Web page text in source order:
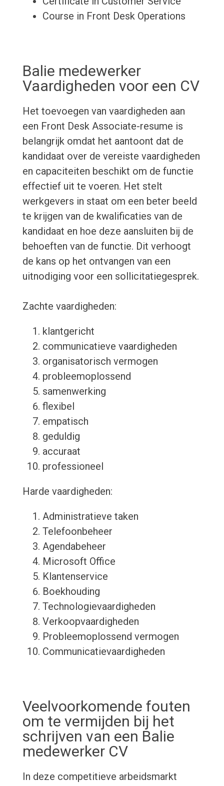
Course in Front Desk Operations
Balie medewerker
Vaardigheden voor een CV
Het toevoegen van vaardigheden aan
een Front Desk Associate-resume is
belangrijk omdat het aantoont dat de
kandidaat over de vereiste vaardigheden
en capaciteiten beschikt om de functie
effectief uit te voeren. Het stelt
werkgevers in staat om een beter beeld
te krijgen van de kwalificaties van de
kandidaat en hoe deze aansluiten bij de
behoeften van de functie. Dit verhoogt
de kans op het ontvangen van een
uitnodiging voor een sollicitatiegesprek.
Zachte vaardigheden:
klantgericht
communicatieve vaardigheden
organisatorisch vermogen
probleemoplossend
samenwerking
flexibel
empatisch
geduldig
accuraat
professioneel
Harde vaardigheden:
Administratieve taken
Telefoonbeheer
Agendabeheer
Microsoft Office
Klantenservice
Boekhouding
Technologievaardigheden
Verkoopvaardigheden
Probleemoplossend vermogen
Communicatievaardigheden
Veelvoorkomende fouten
om te vermijden bij het
schrijven van een Balie
medewerker CV
In deze competitieve arbeidsmarkt